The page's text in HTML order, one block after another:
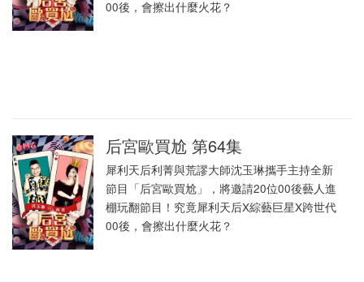
00後，會擦出什麼火花？
后宮歐買尬 第64集
犀利天后利菁與荒謬大師沈玉琳攜手主持全新
節目「后宮歐買尬」，將邀請20位00後藝人進
棚玩翻節目！究竟犀利天后X綜藝巨星X跨世代
00後，會擦出什麼火花？